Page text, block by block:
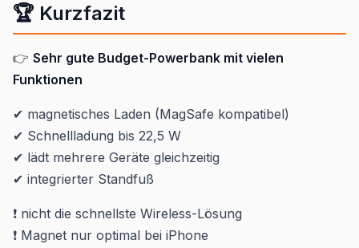
🏆 Kurzfazit
👉 Sehr gute Budget-Powerbank mit vielen
Funktionen
✔ magnetisches Laden (MagSafe kompatibel)
✔ Schnellladung bis 22,5 W
✔ lädt mehrere Geräte gleichzeitig
✔ integrierter Standfuß
❗ nicht die schnellste Wireless-Lösung
❗ Magnet nur optimal bei iPhone